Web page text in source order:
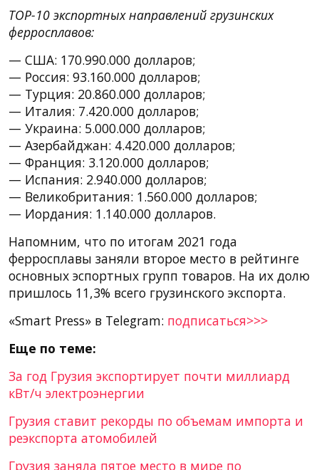
TOP-10 экспортных направлений грузинских
ферросплавов:
— США: 170.990.000 долларов;
— Россия: 93.160.000 долларов;
— Турция: 20.860.000 долларов;
— Италия: 7.420.000 долларов;
— Украина: 5.000.000 долларов;
— Азербайджан: 4.420.000 долларов;
— Франция: 3.120.000 долларов;
— Испания: 2.940.000 долларов;
— Великобритания: 1.560.000 долларов;
— Иордания: 1.140.000 долларов.
Напомним, что по итогам 2021 года
ферросплавы заняли второе место в рейтинге
основных эспортных групп товаров. На их долю
пришлось 11,3% всего грузинского экспорта.
«Smart Press» в Telegram: подписаться>>>
Еще по теме:
За год Грузия экспортирует почти миллиард
кВт/ч электроэнергии
Грузия ставит рекорды по объемам импорта и
реэкспорта атомобилей
Грузия заняла пятое место в мире по